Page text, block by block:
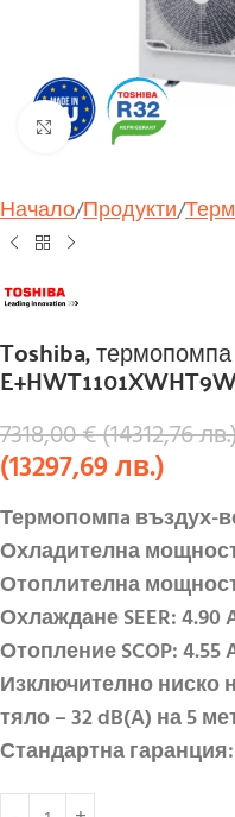
Увеличи
Начало Продукти
Toshiba,
7318,00€(14312,76лв.
(13297,69лв.)
Термопомпa въздух-
Охладителна
Отоплителна
Охлаждане SEER: 4.90
Отопление SCOP: 4.55
Изключително
тяло – 32 dB(A) на 5
Стандартна